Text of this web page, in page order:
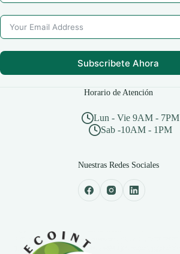
Subscribete Ahora
Horario de Atención
Lun - Vie 9AM - 7PM
Sab -10AM - 1PM
Nuestras Redes Sociales